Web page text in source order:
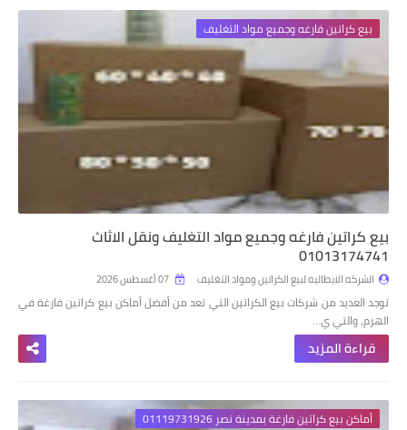
بيع كراتين فارغه وجميع مواد التغليف
بيع كراتين فارغه وجميع مواد التغليف ونقل الاثاث
01013174741
الشركه الايطاليه لبيع الكراتين ومواد التغليف
توجد العديد من شركات بيع الكراتين التي تعد من أفضل أماكن بيع كراتين فارغة في
الهرم، والتي ي…
قراءة المزيد
أماكن بيع كراتين فارغة بمدينة نصر 01119731926